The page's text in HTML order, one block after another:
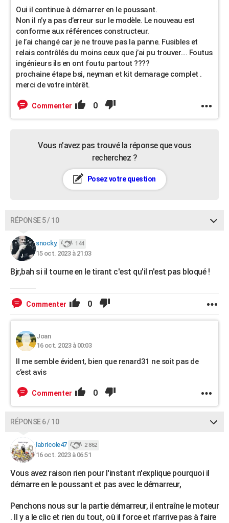
Oui il continue à démarrer en le poussant.
Non il n’y a pas d’erreur sur le modèle. Le nouveau est
conforme aux références constructeur.
je l’ai changé car je ne trouve pas la panne. Fusibles et
relais contrôlés du moins ceux que j’ai pu trouver…. Foutus
ingénieurs ils en ont foutu partout ????
prochaine étape bsi, neyman et kit demarage complet .
merci de votre intérêt.
Commenter 0
Vous n’avez pas trouvé la réponse que vous
recherchez ?
Posez votre question
RÉPONSE 5 / 10
snocky. 144
15 oct. 2023 à 21:03
Bjr,bah si il tourne en le tirant c'est qu'il n'est pas bloqué !
Commenter 0
Joan
16 oct. 2023 à 00:03
Il me semble évident, bien que renard31 ne soit pas de
c’est avis
Commenter 0
RÉPONSE 6 / 10
labricole47 2 862
16 oct. 2023 à 06:51
Vous avez raison rien pour l'instant n'explique pourquoi il
démarre en le poussant et pas avec le démarreur,
Penchons nous sur la partie démarreur, il entraîne le moteur
. Il y a le clic et rien du tout, où il force et n'arrive pas à faire